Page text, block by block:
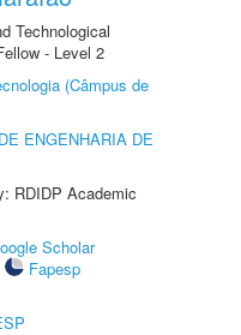
Technological
- Level 2
(Câmpus de
ENGENHARIA DE
RDIDP Academic
Scholar
Fapesp